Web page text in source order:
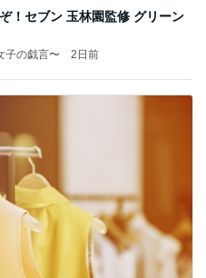
！セブン 玉林園監修 グリーン
子の戯言〜 2日前